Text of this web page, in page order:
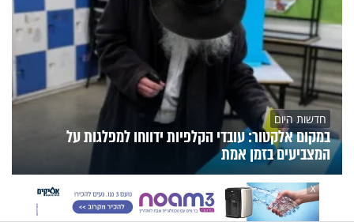
חדשות היום
במקום אלקטור: עובדי הקלפיות ידווחו למפלגות על
המצביעים בזמן אמת
הנצפיםפעילות הידברותתוכניות הערוץ X